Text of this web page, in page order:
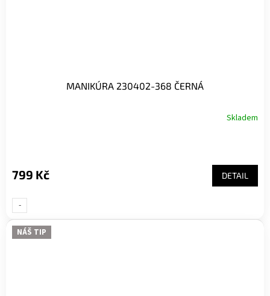
MANIKÚRA 230402-368 ČERNÁ
Skladem
799 Kč DETAIL
-
UNI-
NÁŠ TIP